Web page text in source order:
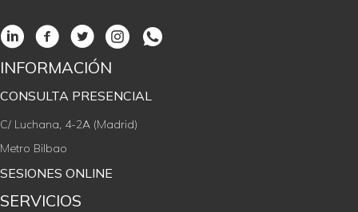
INFORMACIÓN
CONSULTA PRESENCIAL
C/ Luchana, 4-2A (Madrid)
Metro Bilbao
SESIONES ONLINE
SERVICIOS